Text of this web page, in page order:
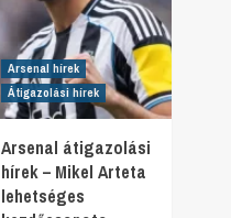
Arsenal hírek
Átigazolási hírek
Arsenal átigazolási
hírek – Mikel Arteta
lehetséges